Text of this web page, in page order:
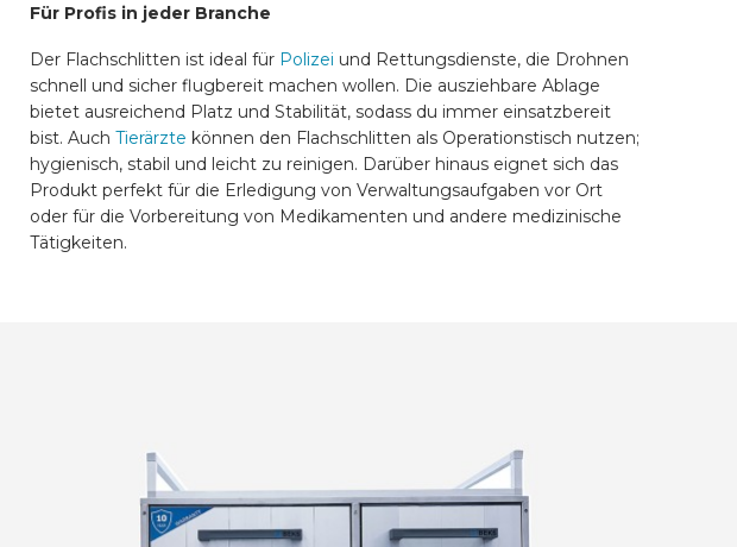
Für Profis in jeder Branche
Der Flachschlitten ist ideal für Polizei und Rettungsdienste, die Drohnen
schnell und sicher flugbereit machen wollen. Die ausziehbare Ablage
bietet ausreichend Platz und Stabilität, sodass du immer einsatzbereit
bist. Auch Tierärzte können den Flachschlitten als Operationstisch nutzen;
hygienisch, stabil und leicht zu reinigen. Darüber hinaus eignet sich das
Produkt perfekt für die Erledigung von Verwaltungsaufgaben vor Ort
oder für die Vorbereitung von Medikamenten und andere medizinische
Tätigkeiten.